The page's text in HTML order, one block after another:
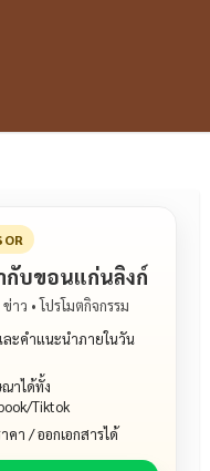
บขอนแก่นลิงก์
าว • โปรโมตกิจกรรม
ละคำแนะนำภายในวัน
ณาได้ทั้ง
Tiktok
คา / ออกเอกสารได้